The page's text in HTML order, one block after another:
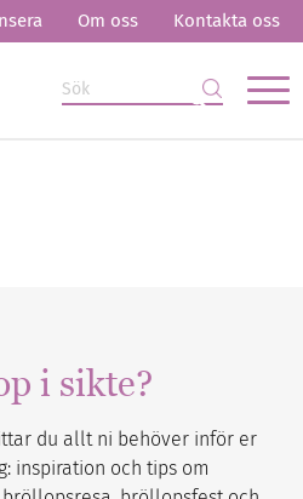
Om oss Kontakta oss
i sikte?
du allt ni behöver inför er
inspiration och tips om